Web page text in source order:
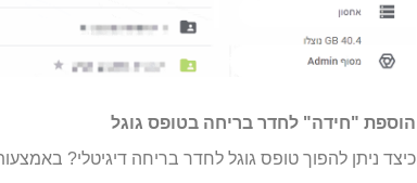
הוספת "חידה" לחדר בריחה בטופס גוגל
כיצד ניתן להפוך טופס גוגל לחדר בריחה דיגיטלי?